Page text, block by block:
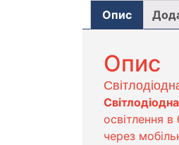
Опис
Опис
освітлення
через